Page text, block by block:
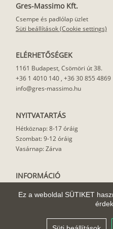
Ez a weboldal SÜTIKET
Gres-Massimo Kft.
Csempe és padlólap üzlet
Süti beállítások (Cookie settings)
ELÉRHETŐSÉGEK
1161 Budapest, Csömöri út 38.
+36 1 4010 140 , +36 30 855 4869
info@gres-massimo.hu
NYITVATARTÁS
Hétköznap: 8-17 óráig
Szombat: 9-12 óráig
Vasárnap: Zárva
INFORMÁCIÓ
Felhasználási javaslat